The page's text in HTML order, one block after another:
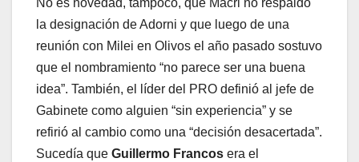
No es novedad, tampoco, que Macri no respaldó
la designación de Adorni y que luego de una
reunión con Milei en Olivos el año pasado sostuvo
que el nombramiento “no parece ser una buena
idea”. También, el líder del PRO definió al jefe de
Gabinete como alguien “sin experiencia” y se
refirió al cambio como una “decisión desacertada”.
Sucedía que Guillermo Francos era el